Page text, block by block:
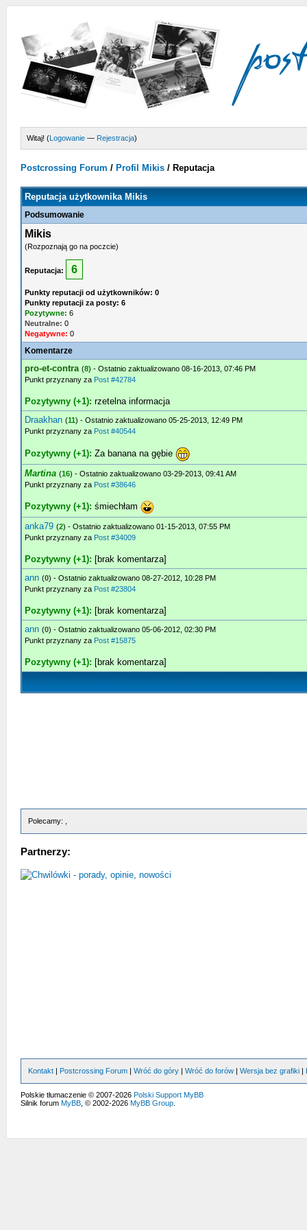
Witaj! (Logowanie — Rejestracja)
Postcrossing Forum / Profil Mikis / Reputacja
Reputacja użytkownika Mikis
Podsumowanie
Mikis
(Rozpoznają go na poczcie)
Reputacja: 6
Punkty reputacji od użytkowników: 0
Punkty reputacji za posty: 6
Pozytywne: 6
Neutralne: 0
Negatywne: 0
Komentarze
pro-et-contra (8) - Ostatnio zaktualizowano 08-16-2013, 07:46 PM
Punkt przyznany za Post #42784
Pozytywny (+1): rzetelna informacja
Draakhan (11) - Ostatnio zaktualizowano 05-25-2013, 12:49 PM
Punkt przyznany za Post #40544
Pozytywny (+1): Za banana na gębie
Martina (16) - Ostatnio zaktualizowano 03-29-2013, 09:41 AM
Punkt przyznany za Post #38646
Pozytywny (+1): śmiechłam
anka79 (2) - Ostatnio zaktualizowano 01-15-2013, 07:55 PM
Punkt przyznany za Post #34009
Pozytywny (+1): [brak komentarza]
ann (0) - Ostatnio zaktualizowano 08-27-2012, 10:28 PM
Punkt przyznany za Post #23804
Pozytywny (+1): [brak komentarza]
ann (0) - Ostatnio zaktualizowano 05-06-2012, 02:30 PM
Punkt przyznany za Post #15875
Pozytywny (+1): [brak komentarza]
Polecamy: ,
Partnerzy:
Kontakt Postcrossing Forum Wróć do góry Wróć do forów Wersja bez grafiki
Polskie tłumaczenie © 2007-2026 Polski Support MyBB
Silnik forum MyBB, © 2002-2026 MyBB Group.